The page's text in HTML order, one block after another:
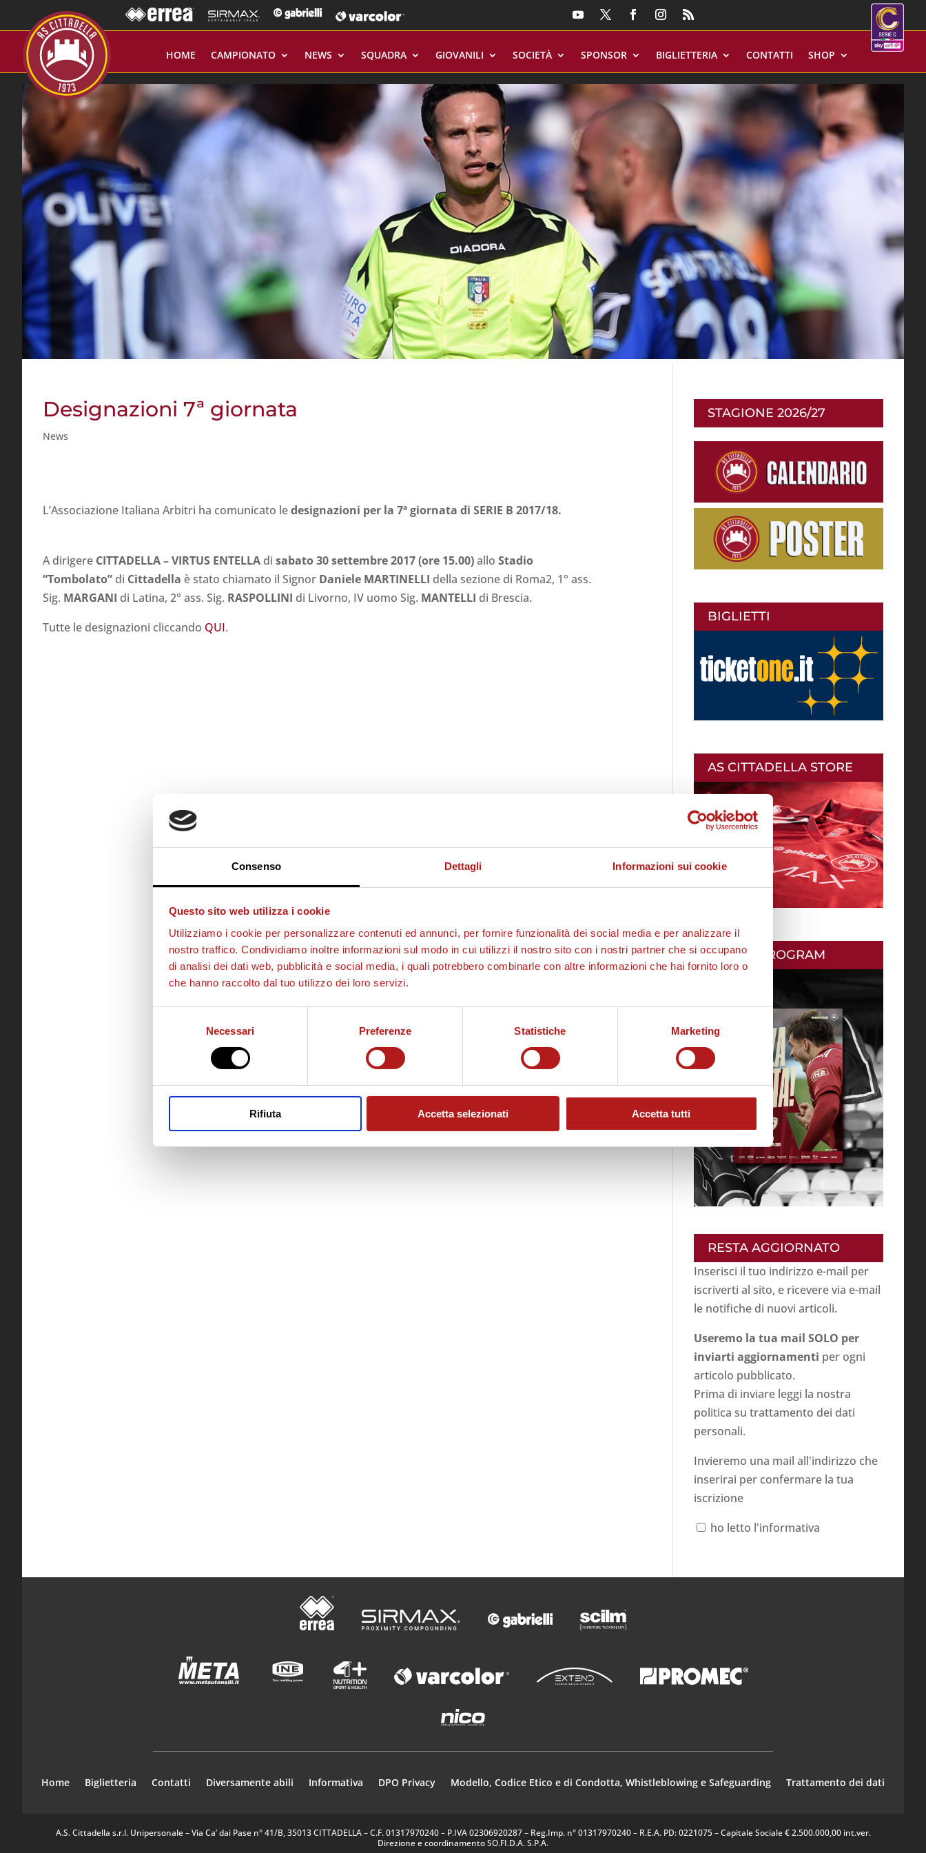
Consenso Dettagli Informazioni sui cookie
Questo sito web utilizza i cookie
Utilizziamo i cookie per personalizzare contenuti ed annunci, per fornire funzionalità dei social media e per analizzare il
nostro traffico. Condividiamo inoltre informazioni sul modo in cui utilizzi il nostro sito con i nostri partner che si occupano
di analisi dei dati web, pubblicità e social media, i quali potrebbero combinarle con altre informazioni che hai fornito loro o
che hanno raccolto dal tuo utilizzo dei loro servizi.
Necessari Preferenze Statistiche Marketing
Rifiuta Accetta selezionati Accetta tutti
HOME CAMPIONATO NEWS SQUADRA GIOVANILI SOCIETÀ SPONSOR BIGLIETTERIA CONTATTI SHOP
Designazioni 7ª giornata
News
L’Associazione Italiana Arbitri ha comunicato ledesignazioni per la 7ª giornata di SERIE B 2017/18.
A dirigere CITTADELLA – VIRTUS ENTELLA di sabato 30settembre 2017 (ore 15.00)allo Stadio
“Tombolato” di Cittadella è stato chiamato il Signor Daniele MARTINELLI della sezione di Roma2, 1° ass.
Sig. MARGANI di Latina, 2° ass. Sig. RASPOLLINI di Livorno, IV uomo Sig. MANTELLI di Brescia.
Tutte le designazioni cliccando QUI.
STAGIONE 2026/27
BIGLIETTI
AS CITTADELLA STORE
MATCH PROGRAM
RESTA AGGIORNATO
Inserisci il tuo indirizzo e-mail per
iscriverti al sito, e ricevere via e-mail
le notifiche di nuovi articoli.
Useremo la tua mail SOLO per
inviarti aggiornamenti per ogni
articolo pubblicato.
Prima di inviare leggi la nostra
politica su trattamento dei dati
personali.
Invieremo una mail all'indirizzo che
inserirai per confermare la tua
iscrizione
ho letto l'informativa
Home Biglietteria Contatti Diversamente abili Informativa DPO Privacy Modello, Codice Etico e di Condotta, Whistleblowing e Safeguarding Trattamento dei dati
A.S. Cittadella s.r.l. Unipersonale – Via Ca’ dai Pase n° 41/B, 35013 CITTADELLA – C.F. 01317970240 – P.IVA 02306920287 – Reg.Imp. n° 01317970240 – R.E.A. PD: 0221075 – Capitale Sociale € 2.500.000,00 int.ver.
Direzione e coordinamento SO.FI.D.A. S.P.A.